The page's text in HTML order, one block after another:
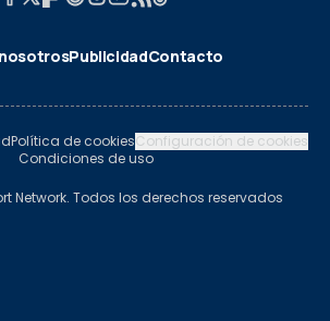
PublicidadContacto
Política de cookiesConfiguración de cookies
Condiciones de uso
Network. Todos los derechos reservados